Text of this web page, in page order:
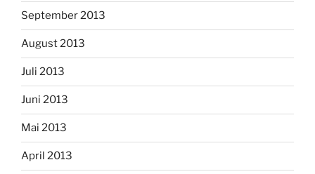
September 2013
August 2013
Juli 2013
Juni 2013
Mai 2013
April 2013